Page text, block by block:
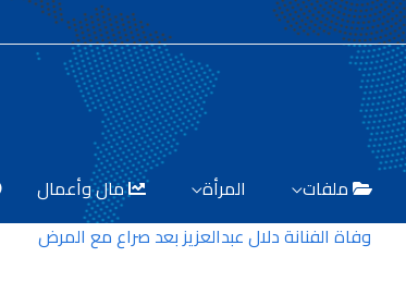
ملفات المرأة مال وأعمال
وفاة الفنانة دلال عبدالعزيز بعد صراع مع المرض